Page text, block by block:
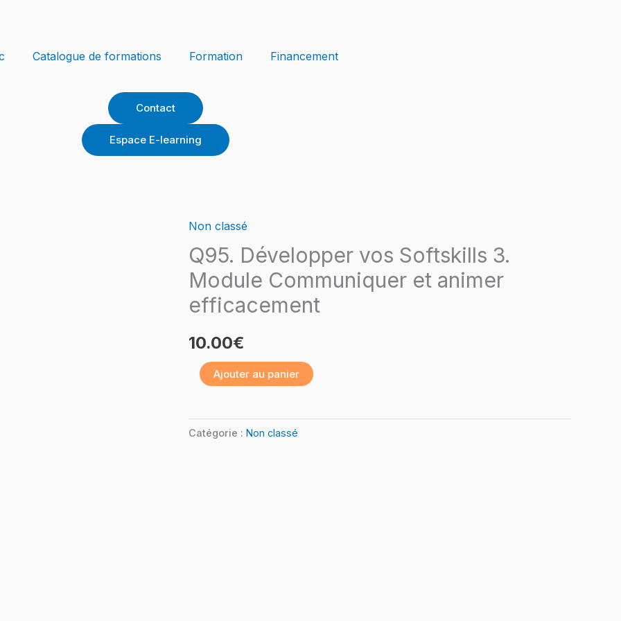
Catalogue de formations Formation Financement
Contact
Espace E-learning
Non classé
Q95. Développer vos Softskills 3.
Module Communiquer et animer
efficacement
10.00€
quantité
de
Q95.
Développer
vos
3.
Module
Communiquer
animer
Ajouter au panier
Catégorie : Non classé